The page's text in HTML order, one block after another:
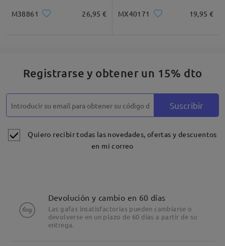
M38861 26,95 € MX40171 19,95 €
Registrarse y obtener un 15% dto
Suscribir
Quiero recibir todas las novedades, ofertas y descuentos
en mi correo
Devolución y cambio en 60 días
Las gafas insatisfactorias pueden cambiarse o
devolverse en un plazo de 60 días a partir de su
entrega.